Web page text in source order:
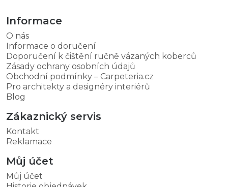
Informace
O nás
Informace o doručení
Doporučení k čištění ručně vázaných koberců
Zásady ochrany osobních údajů
Obchodní podmínky – Carpeteria.cz
Pro architekty a designéry interiérů
Blog
Zákaznický servis
Kontakt
Reklamace
Můj účet
Můj účet